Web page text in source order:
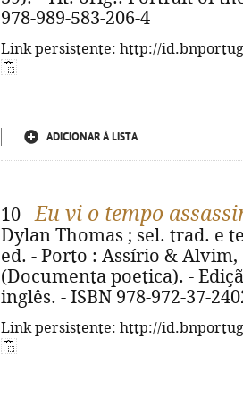
978-989-583-206-4
Link persistente: http://
ADICIONAR À LISTA
10 -Eu vi o tempo
Dylan Thomas ; sel. trad. e
ed. - Porto : Assírio & Alvim,
(Documenta poetica). -
inglês. - ISBN 978-972-37-
Link persistente: http://